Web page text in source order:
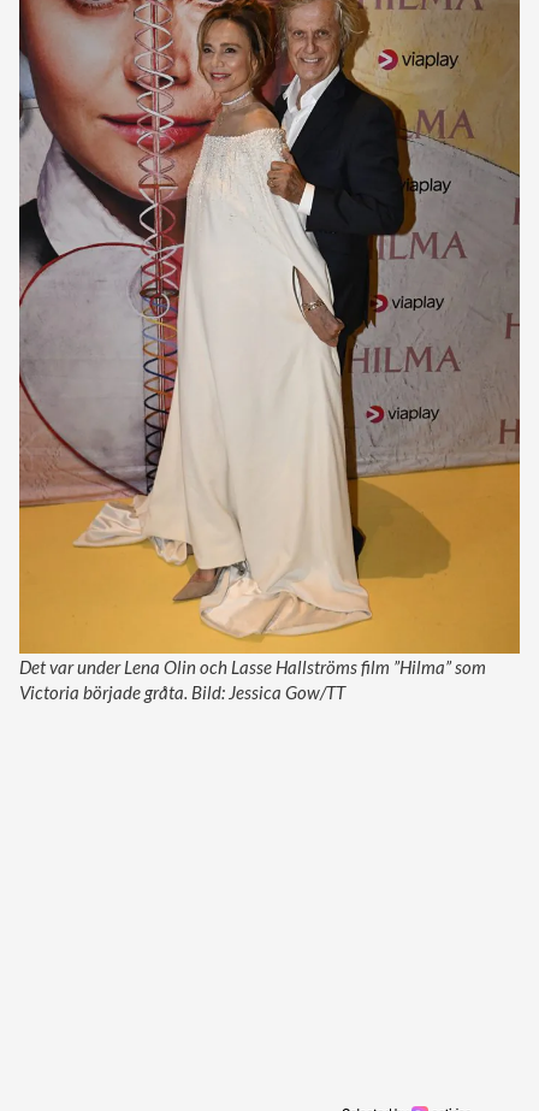
Det var under Lena Olin och Lasse Hallströms film ”Hilma” som
Victoria började gråta. Bild: Jessica Gow/TT